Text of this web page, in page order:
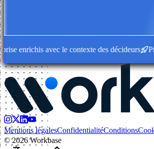
avec le contexte des décideurs Profils
Mentions légalesConfidentialitéConditions
©2026 Workbase